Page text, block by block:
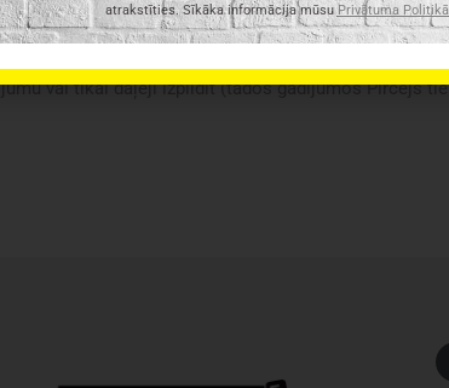
ir vispārīgs, tajā ne vienmēr ir minētas visas
vai tikai daļēji izpildīt (tādos gadījumos Pircējs
atrakstīties. Sīkāka informācija mūsuPrivātuma Politikā